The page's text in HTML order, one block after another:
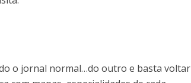
o jornal normal…do outro e basta voltar